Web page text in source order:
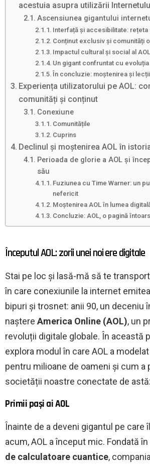
acestuia asupra utilizării
Ascensiunea gigantului
Interfață și accesibilitate:
Conținut exclusiv și comunități
Impactul cultural și social al AOL
Un gigant confruntat cu
În concluzie: moștenirea și
Experiența utilizatorului pe AOL:
comunități și conținut
Conexiune
Comunitățile
Cuprins
Declinul și moștenirea AOL în
Perioada de glorie a AOL și
său
Fuziunea cu Time Warner: un
nefericit
Moștenirea AOL în lumea
Concluzie: AOL, o pagină
Începutul AOL: zorii unei noi ere digitale
Stai pe loc și lasă-mă să te
în care conexiunile la internet
bipuri și trosnet: anii 90, un deceniu
naștere America Online (AOL), un
revoluții digitale globale. În această
explora modul în care AOL a
pentru milioane de oameni și cum a
societății noastre conectate de
Primii pași ai AOL
Înainte de a deveni gigantul pe care
acum, AOL a început mic. Fondată
de calculatoare cuantice,